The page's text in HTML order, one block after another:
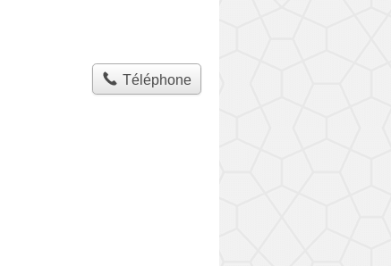
Téléphone